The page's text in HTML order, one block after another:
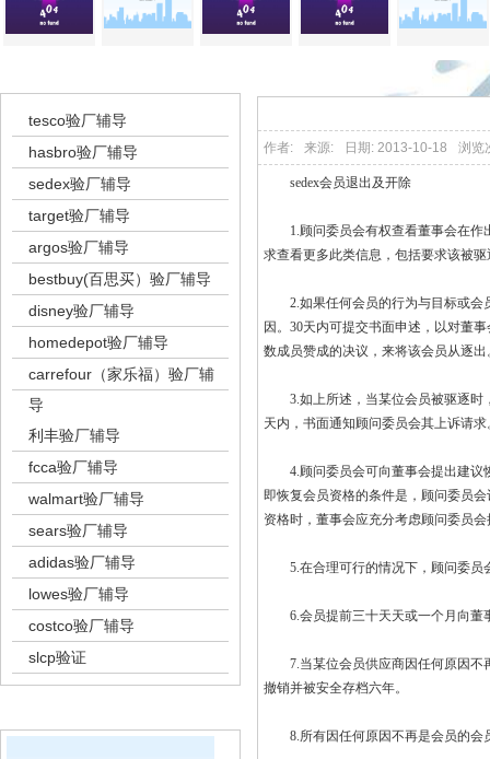
tesco验厂辅导
hasbro验厂辅导
sedex验厂辅导
target验厂辅导
argos验厂辅导
bestbuy(百思买）验厂辅导
disney验厂辅导
homedepot验厂辅导
carrefour（家乐福）验厂辅
导
利丰验厂辅导
fcca验厂辅导
walmart验厂辅导
sears验厂辅导
adidas验厂辅导
lowes验厂辅导
costco验厂辅导
slcp验证
作者: 来源: 日期: 2013-10-18 浏览
sedex会员退出及开除
1.顾问委员会有权查看董事会在作
求查看更多此类信息，包括要求该被
2.如果任何会员的行为与目标或会
因。30天内可提交书面申述，以对董
数成员赞成的决议，来将该会员从逐
3.如上所述，当某位会员被驱逐时
天内，书面通知顾问委员会其上诉请
4.顾问委员会可向董事会提出建议
即恢复会员资格的条件是，顾问委员
资格时，董事会应充分考虑顾问委员
5.在合理可行的情况下，顾问委员
6.会员提前三十天天或一个月向董
7.当某位会员供应商因任何原因不
撤销并被安全存档六年。
8.所有因任何原因不再是会员的会